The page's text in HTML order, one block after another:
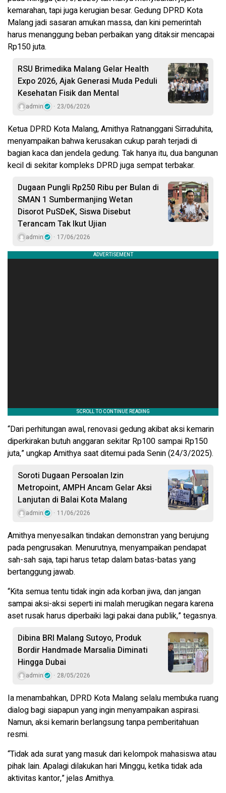
kemarahan, tapi juga kerugian besar. Gedung DPRD Kota
Malang jadi sasaran amukan massa, dan kini pemerintah
harus menanggung beban perbaikan yang ditaksir mencapai
Rp150 juta.
RSU Brimedika Malang Gelar Health
Expo 2026, Ajak Generasi Muda Peduli
Kesehatan Fisik dan Mental
admin 23/06/2026
Ketua DPRD Kota Malang, Amithya Ratnanggani Sirraduhita,
menyampaikan bahwa kerusakan cukup parah terjadi di
bagian kaca dan jendela gedung. Tak hanya itu, dua bangunan
kecil di sekitar kompleks DPRD juga sempat terbakar.
Dugaan Pungli Rp250 Ribu per Bulan di
SMAN 1 Sumbermanjing Wetan
Disorot PuSDeK, Siswa Disebut
Terancam Tak Ikut Ujian
admin 17/06/2026
“Dari perhitungan awal, renovasi gedung akibat aksi kemarin
diperkirakan butuh anggaran sekitar Rp100 sampai Rp150
juta,” ungkap Amithya saat ditemui pada Senin (24/3/2025).
Soroti Dugaan Persoalan Izin
Metropoint, AMPH Ancam Gelar Aksi
Lanjutan di Balai Kota Malang
admin 11/06/2026
Amithya menyesalkan tindakan demonstran yang berujung
pada pengrusakan. Menurutnya, menyampaikan pendapat
sah-sah saja, tapi harus tetap dalam batas-batas yang
bertanggung jawab.
“Kita semua tentu tidak ingin ada korban jiwa, dan jangan
sampai aksi-aksi seperti ini malah merugikan negara karena
aset rusak harus diperbaiki lagi pakai dana publik,” tegasnya.
Dibina BRI Malang Sutoyo, Produk
Bordir Handmade Marsalia Diminati
Hingga Dubai
admin 28/05/2026
Ia menambahkan, DPRD Kota Malang selalu membuka ruang
dialog bagi siapapun yang ingin menyampaikan aspirasi.
Namun, aksi kemarin berlangsung tanpa pemberitahuan
resmi.
“Tidak ada surat yang masuk dari kelompok mahasiswa atau
pihak lain. Apalagi dilakukan hari Minggu, ketika tidak ada
aktivitas kantor,” jelas Amithya.